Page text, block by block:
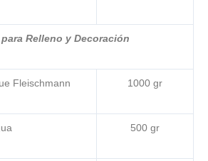
para Relleno y Decoración
Fleischmann 1000 gr
500 gr